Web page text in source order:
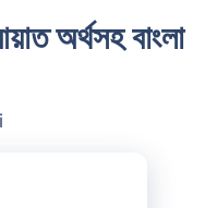
অর্থসহ বাংলা